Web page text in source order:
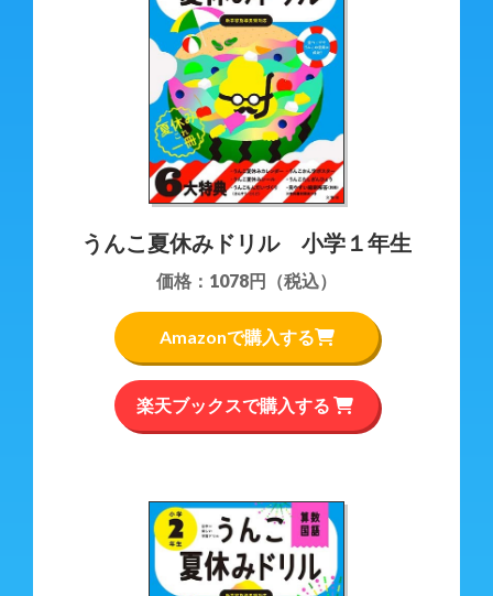
うんこ夏休みドリル 小学１年生
価格：1078円（税込）
Amazonで購入する
楽天ブックスで購入する